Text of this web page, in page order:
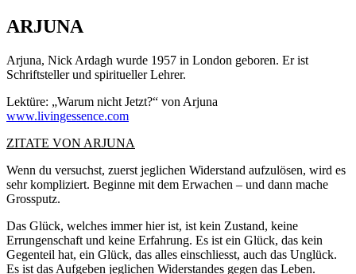
ARJUNA
Arjuna, Nick Ardagh wurde 1957 in London geboren. Er ist
Schriftsteller und spiritueller Lehrer.
Lektüre: „Warum nicht Jetzt?“ von Arjuna
www.livingessence.com
ZITATE VON ARJUNA
Wenn du versuchst, zuerst jeglichen Widerstand aufzulösen, wird es
sehr kompliziert. Beginne mit dem Erwachen – und dann mache
Grossputz.
Das Glück, welches immer hier ist, ist kein Zustand, keine
Errungenschaft und keine Erfahrung. Es ist ein Glück, das kein
Gegenteil hat, ein Glück, das alles einschliesst, auch das Unglück.
Es ist das Aufgeben jeglichen Widerstandes gegen das Leben.